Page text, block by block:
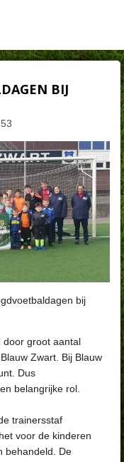
BIJ
bij
door groot aantal
Zwart. Bij Blauw
Dus
belangrijke rol.
trainersstaf
voor de kinderen
behandeld. De